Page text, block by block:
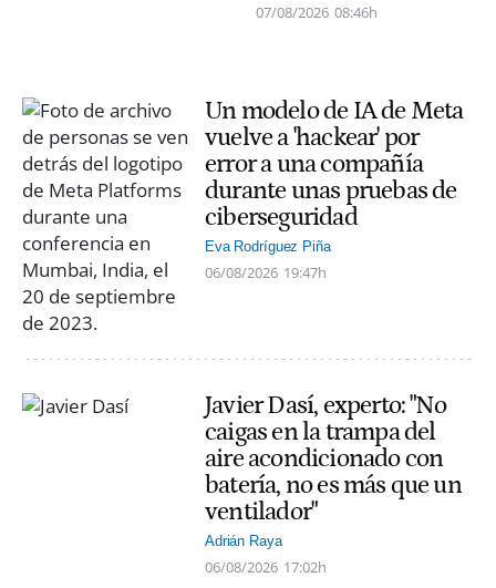
07/08/2026 08:46h
Un modelo de IA de Meta
vuelve a 'hackear' por
error a una compañía
durante unas pruebas de
ciberseguridad
Eva Rodríguez Piña
06/08/2026 19:47h
Javier Dasí, experto: "No
caigas en la trampa del
aire acondicionado con
batería, no es más que un
ventilador"
Adrián Raya
06/08/2026 17:02h